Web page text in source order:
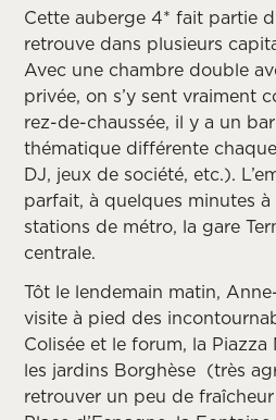
Cette auberge 4* fait partie
retrouve dans plusieurs
Avec une chambre double
privée, on s’y sent vraiment
rez-de-chaussée, il y a un
thématique différente
DJ, jeux de société, etc.).
parfait, à quelques minutes
stations de métro, la gare
centrale.
Tôt le lendemain matin,
visite à pied des
Colisée et le forum, la Piazza
les jardins Borghèse (très
retrouver un peu de